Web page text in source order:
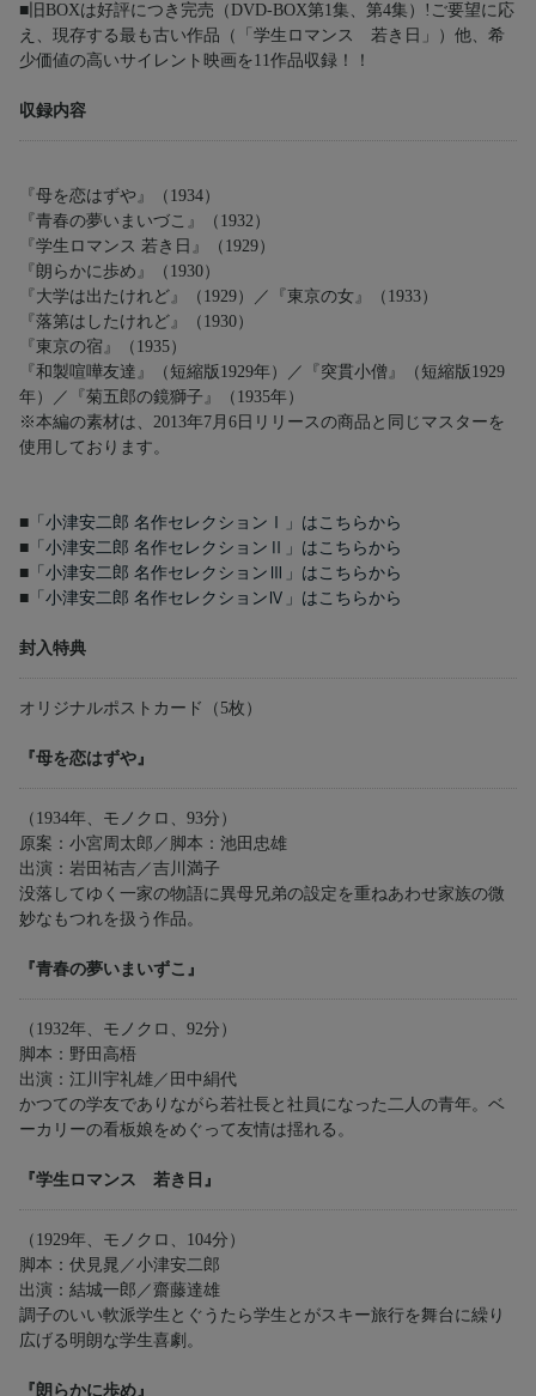
■旧BOXは好評につき完売（DVD-BOX第1集、第4集）!ご要望に応
え、現存する最も古い作品（「学生ロマンス 若き日」）他、希
少価値の高いサイレント映画を11作品収録！！
収録内容
『母を恋はずや』（1934）
『青春の夢いまいづこ』（1932）
『学生ロマンス 若き日』（1929）
『朗らかに歩め』（1930）
『大学は出たけれど』（1929）／『東京の女』（1933）
『落第はしたけれど』（1930）
『東京の宿』（1935）
『和製喧嘩友達』（短縮版1929年）／『突貫小僧』（短縮版1929
年）／『菊五郎の鏡獅子』（1935年）
※本編の素材は、2013年7月6日リリースの商品と同じマスターを
使用しております。
■ 「小津安二郎 名作セレクションⅠ」はこちらから
■ 「小津安二郎 名作セレクションⅡ」はこちらから
■ 「小津安二郎 名作セレクションⅢ」はこちらから
■ 「小津安二郎 名作セレクションⅣ」はこちらから
封入特典
オリジナルポストカード（5枚）
『母を恋はずや』
（1934年、モノクロ、93分）
原案：小宮周太郎／脚本：池田忠雄
出演：岩田祐吉／吉川満子
没落してゆく一家の物語に異母兄弟の設定を重ねあわせ家族の微
妙なもつれを扱う作品。
『青春の夢いまいずこ』
（1932年、モノクロ、92分）
脚本：野田高梧
出演：江川宇礼雄／田中絹代
かつての学友でありながら若社長と社員になった二人の青年。ベ
ーカリーの看板娘をめぐって友情は揺れる。
『学生ロマンス 若き日』
（1929年、モノクロ、104分）
脚本：伏見晁／小津安二郎
出演：結城一郎／齋藤達雄
調子のいい軟派学生とぐうたら学生とがスキー旅行を舞台に繰り
広げる明朗な学生喜劇。
『朗らかに歩め』